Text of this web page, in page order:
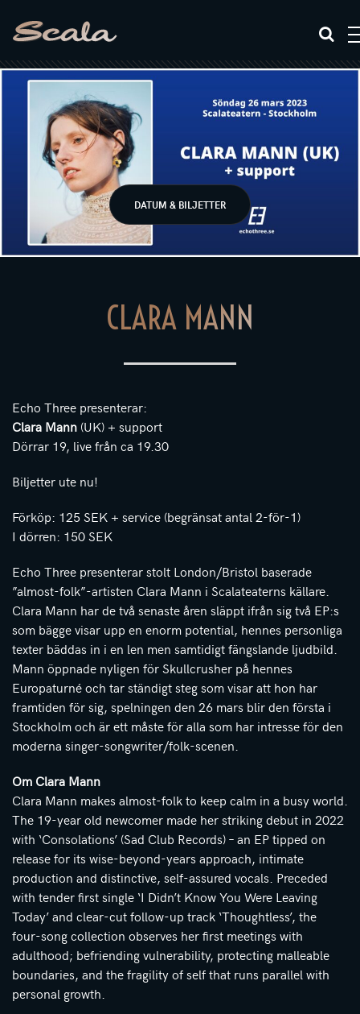
DATUM & BILJETTER
CLARA MANN
Echo Three presenterar:
Clara Mann (UK) + support
Dörrar 19, live från ca 19.30
Biljetter ute nu!
Förköp: 125 SEK + service (begränsat antal 2-för-1)
I dörren: 150 SEK
Echo Three presenterar stolt London/Bristol baserade
”almost-folk”-artisten Clara Mann i Scalateaterns källare.
Clara Mann har de två senaste åren släppt ifrån sig två EP:s
som bägge visar upp en enorm potential, hennes personliga
texter bäddas in i en len men samtidigt fängslande ljudbild.
Mann öppnade nyligen för Skullcrusher på hennes
Europaturné och tar ständigt steg som visar att hon har
framtiden för sig, spelningen den 26 mars blir den första i
Stockholm och är ett måste för alla som har intresse för den
moderna singer-songwriter/folk-scenen.
Om Clara Mann
Clara Mann makes almost-folk to keep calm in a busy world.
The 19-year old newcomer made her striking debut in 2022
with ‘Consolations’ (Sad Club Records) – an EP tipped on
release for its wise-beyond-years approach, intimate
production and distinctive, self-assured vocals. Preceded
with tender first single ‘I Didn’t Know You Were Leaving
Today’ and clear-cut follow-up track ‘Thoughtless’, the
four-song collection observes her first meetings with
adulthood; befriending vulnerability, protecting malleable
boundaries, and the fragility of self that runs parallel with
personal growth.